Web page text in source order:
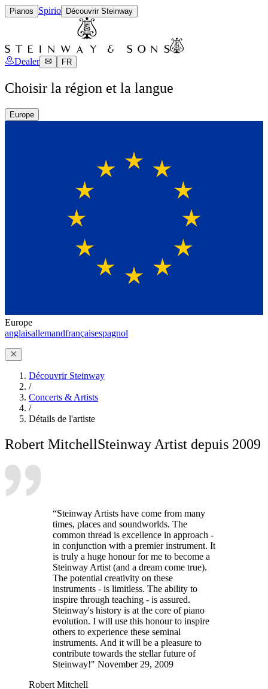
Pianos Spirio Découvrir Steinway
Dealer FR
Choisir la région et la langue
Europe
Europe
anglaisallemandfrançaisespagnol
Découvrir Steinway
/
Concerts & Artists
/
Détails de l'artiste
Robert MitchellSteinway Artist depuis 2009
“Steinway Artists have come from many
times, places and soundworlds. The
common thread is excellence in approach -
in conjunction with a premier instrument. It
is truly a huge honour for me to become a
Steinway Artist (and a dream come true).
The potential creativity on these
instruments - is limitless. The ability to
inspire through teaching - is assured.
Steinway's history is at the core of piano
evolution. I will use this honour to inspire
others to experience these seminal
instruments. And it will be a pleasure to
contribute towards the stellar future of
Steinway!" November 29, 2009
Robert Mitchell